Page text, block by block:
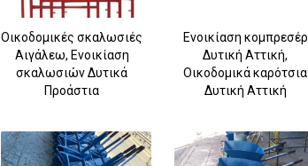
Οικοδομικές σκαλωσιές
Αιγάλεω, Ενοικίαση
σκαλωσιών Δυτικά
Προάστια
Ενοικίαση κομπρεσέρ
Δυτική Αττική,
Οικοδομικά καρότσια
Δυτική Αττική